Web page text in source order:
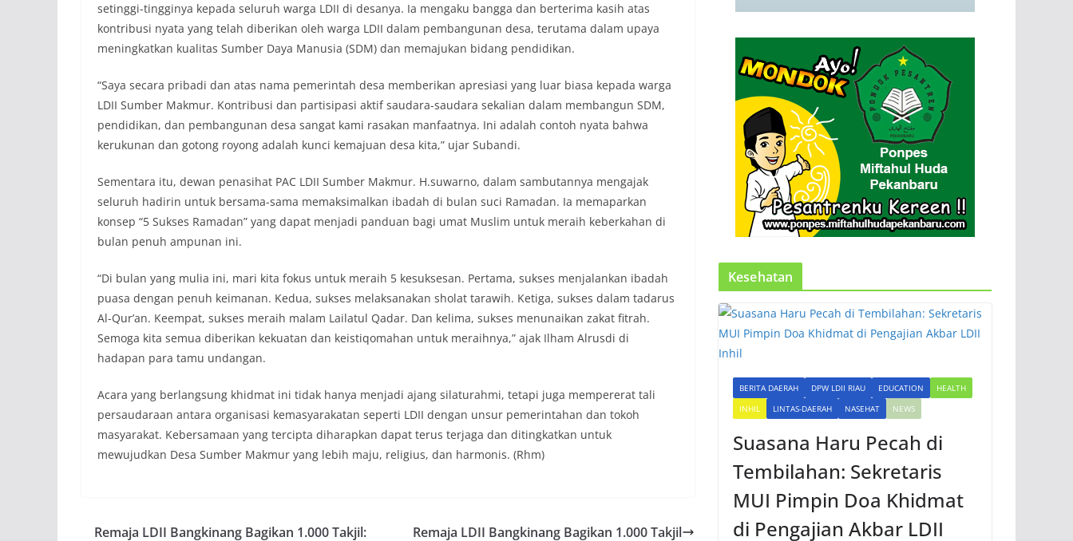
setinggi-tingginya kepada seluruh warga LDII di desanya. Ia mengaku bangga dan berterima kasih atas
kontribusi nyata yang telah diberikan oleh warga LDII dalam pembangunan desa, terutama dalam upaya
meningkatkan kualitas Sumber Daya Manusia (SDM) dan memajukan bidang pendidikan.
“Saya secara pribadi dan atas nama pemerintah desa memberikan apresiasi yang luar biasa kepada warga
LDII Sumber Makmur. Kontribusi dan partisipasi aktif saudara-saudara sekalian dalam membangun SDM,
pendidikan, dan pembangunan desa sangat kami rasakan manfaatnya. Ini adalah contoh nyata bahwa
kerukunan dan gotong royong adalah kunci kemajuan desa kita,” ujar Subandi.
Sementara itu, dewan penasihat PAC LDII Sumber Makmur. H.suwarno, dalam sambutannya mengajak
seluruh hadirin untuk bersama-sama memaksimalkan ibadah di bulan suci Ramadan. Ia memaparkan
konsep “5 Sukses Ramadan” yang dapat menjadi panduan bagi umat Muslim untuk meraih keberkahan di
bulan penuh ampunan ini.
“Di bulan yang mulia ini, mari kita fokus untuk meraih 5 kesuksesan. Pertama, sukses menjalankan ibadah
puasa dengan penuh keimanan. Kedua, sukses melaksanakan sholat tarawih. Ketiga, sukses dalam tadarus
Al-Qur’an. Keempat, sukses meraih malam Lailatul Qadar. Dan kelima, sukses menunaikan zakat fitrah.
Semoga kita semua diberikan kekuatan dan keistiqomahan untuk meraihnya,” ajak Ilham Alrusdi di
hadapan para tamu undangan.
Acara yang berlangsung khidmat ini tidak hanya menjadi ajang silaturahmi, tetapi juga mempererat tali
persaudaraan antara organisasi kemasyarakatan seperti LDII dengan unsur pemerintahan dan tokoh
masyarakat. Kebersamaan yang tercipta diharapkan dapat terus terjaga dan ditingkatkan untuk
mewujudkan Desa Sumber Makmur yang lebih maju, religius, dan harmonis. (Rhm)
Remaja LDII Bangkinang Bagikan 1.000 Takjil:
Remaja LDII Bangkinang Bagikan 1.000 Takjil
Kesehatan
BERITA DAERAH DPW LDII RIAU EDUCATION
HEALTH
INHIL
LINTAS-DAERAH NASEHAT NEWS
Suasana Haru Pecah di
Tembilahan: Sekretaris
MUI Pimpin Doa Khidmat
di Pengajian Akbar LDII